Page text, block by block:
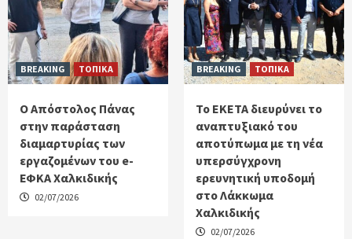
BREAKING ΤΟΠΙΚΑ
Ο Απόστολος Πάνας
στην παράσταση
διαμαρτυρίας των
εργαζομένων του e-
ΕΦΚΑ Χαλκιδικής
02/07/2026
BREAKING ΤΟΠΙΚΑ
Το ΕΚΕΤΑ διευρύνει το
αναπτυξιακό του
αποτύπωμα με τη νέα
υπερσύγχρονη
ερευνητική υποδομή
στο Λάκκωμα
Χαλκιδικής
02/07/2026